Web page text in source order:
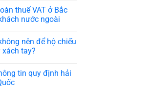
thuế VAT ở Bắc
nước ngoài
nên để hộ chiếu
tay?
tin quy định hải